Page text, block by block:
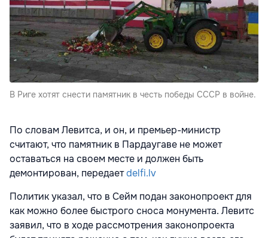
В Риге хотят снести памятник в честь победы СССР в войне.
По словам Левитса, и он, и премьер-министр
считают, что памятник в Пардаугаве не может
оставаться на своем месте и должен быть
демонтирован, передаетdelfi.lv
Политик указал, что в Сейм подан законопроект для
как можно более быстрого сноса монумента. Левитс
заявил, что в ходе рассмотрения законопроекта